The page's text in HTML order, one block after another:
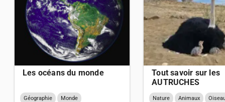
Les océans du monde
Géographie Monde
Tout savoir sur les
AUTRUCHES
(intermédiaire)
Nature Animaux